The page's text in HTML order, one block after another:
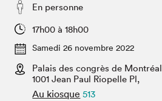
Espace médias
Espace exposant⋅e⋅s
Espace enseignant·e·s
Espace pro
Projets partenaires 2022
Archives
En personne
17h00 à 18h00
Samedi 26 novembre 2022
Palais des congrès de Montréal
1001 Jean Paul Riopelle Pl,
Au kiosque 513